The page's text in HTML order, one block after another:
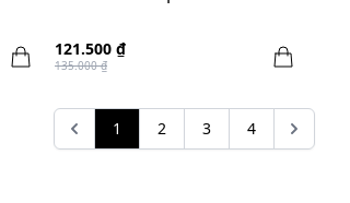
121.500 ₫
135.000 ₫
1 2 3 4